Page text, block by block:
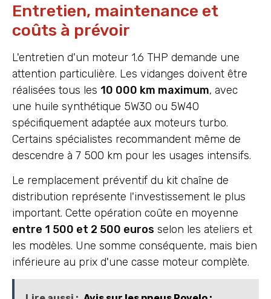
Entretien, maintenance et
coûts à prévoir
L'entretien d'un moteur 1.6 THP demande une
attention particulière. Les vidanges doivent être
réalisées tous les 10 000 km maximum, avec
une huile synthétique 5W30 ou 5W40
spécifiquement adaptée aux moteurs turbo.
Certains spécialistes recommandent même de
descendre à 7 500 km pour les usages intensifs.
Le remplacement préventif du kit chaîne de
distribution représente l'investissement le plus
important. Cette opération coûte en moyenne
entre 1 500 et 2 500 euros selon les ateliers et
les modèles. Une somme conséquente, mais bien
inférieure au prix d'une casse moteur complète.